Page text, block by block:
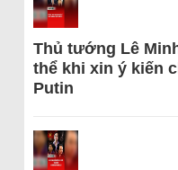
Thủ tướng Lê
thể khi xin ý kiến
Putin